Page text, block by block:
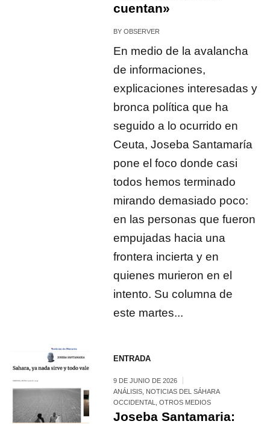
cuentan»
BYOBSERVER
En medio de la avalancha
de informaciones,
explicaciones interesadas y
bronca política que ha
seguido a lo ocurrido en
Ceuta, Joseba Santamaría
pone el foco donde casi
todos hemos terminado
mirando demasiado poco:
en las personas que fueron
empujadas hacia una
frontera incierta y en
quienes murieron en el
intento. Su columna de
este martes...
ENTRADA
9 DE JUNIO DE 2026
ANÁLISIS NOTICIAS DEL SÁHARA
OCCIDENTAL
,OTROS MEDIOS
Joseba Santamaria: